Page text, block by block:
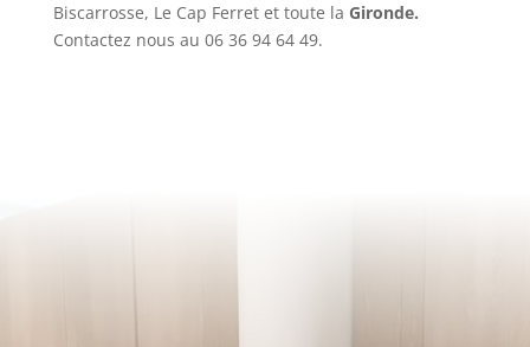
Biscarrosse, Le Cap Ferret et toute la Gironde.
Contactez nous au 06 36 94 64 49.